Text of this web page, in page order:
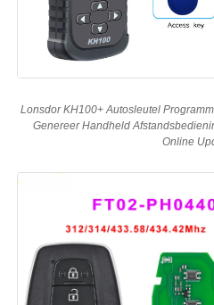
auto Sleutel Schelp
Autosleutelblad
transponderspaander
Lonsdor KH100+ Autosleutel
Genereer Handheld
Online